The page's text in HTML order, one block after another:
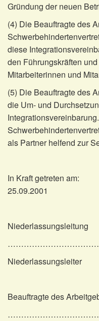
Gründung der neuen
(4) Die Beauftragte des
diese
den Führungskräften
Mitarbeiterinnen und
(5) Die Beauftragte des
die Um- und
als Partner helfend zur
In Kraft
25.09.2001
Niederlassungsleitung
Niederlassungsleiter
Beauftragte des